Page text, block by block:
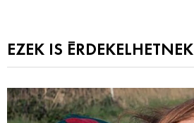
EZEK IS ÉRDEKELHETNEK